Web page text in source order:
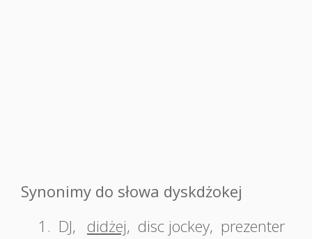
Synonimy do słowa dyskdżokej
1. DJ, didżej, disc jockey, prezenter